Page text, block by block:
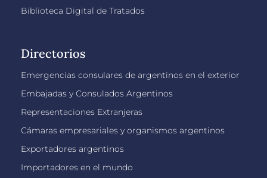
Biblioteca Digital de Tratados
Directorios
Emergencias consulares de argentinos en el exterior
Embajadas y Consulados Argentinos
Representaciones Extranjeras
Cámaras empresariales y organismos argentinos
Exportadores argentinos
Importadores en el mundo